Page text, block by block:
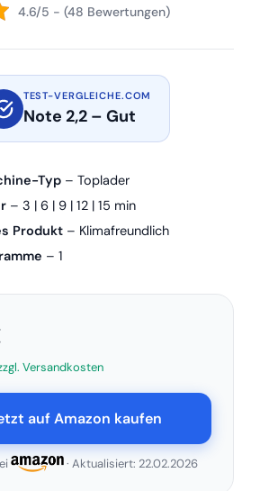
4.6/5 - (48 Bewertungen)
TEST-VERGLEICHE.COM
Note 2,2 – Gut
Typ – Toplader
– 3 | 6 | 9 | 12 | 15 min
Produkt – Klimafreundlich
– 1
Versandkosten
auf Amazon kaufen
· Aktualisiert: 22.02.2026